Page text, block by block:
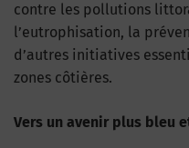
contre les pollutions
l’eutrophisation, la
d’autres initiatives
zones côtières.
Vers un avenir plus bleu